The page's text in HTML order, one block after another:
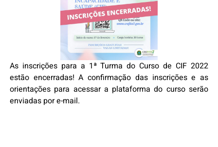
As inscrições para a 1ª Turma do Curso de CIF 2022
estão encerradas! A confirmação das inscrições e as
orientações para acessar a plataforma do curso serão
enviadas por e-mail.